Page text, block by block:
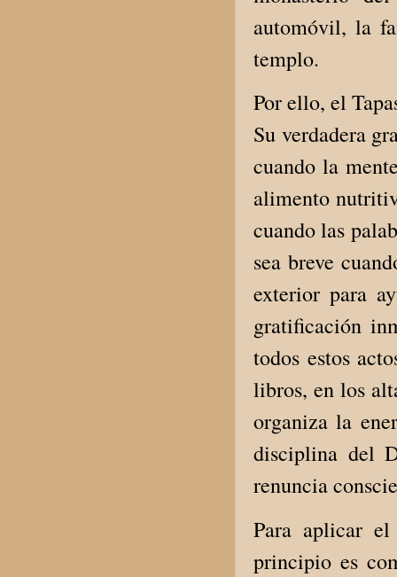
automóvil, la
templo.
Por ello, el
Su verdadera
cuando la
alimento
cuando las
sea breve
exterior para
gratificación
todos estos
libros, en los
organiza la
disciplina del
renuncia
Para aplicar
principio es